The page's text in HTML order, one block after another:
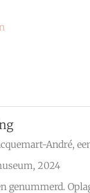
André,
2024
genummerd.